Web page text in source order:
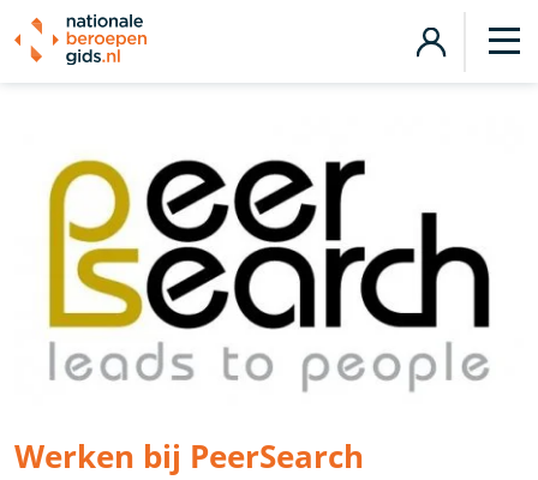
Werken bij PeerSearch